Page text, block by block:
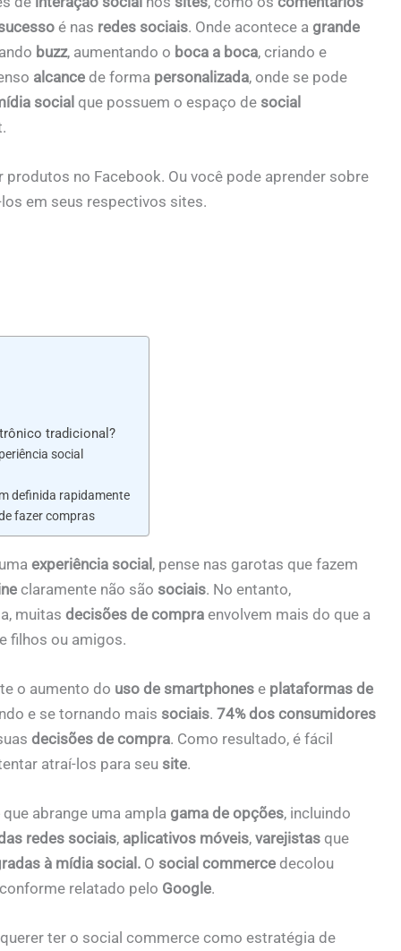
é nas redes sociais. Onde acontece a grande
buzz, aumentando o boca a boca, criando e
alcance de forma personalizada, onde se pode
social que possuem o espaço de social
no Facebook. Ou você pode aprender sobre
em seus respectivos sites.
tradicional?
social
definida rapidamente
fazer compras
experiência social, pense nas garotas que fazem
claramente não são sociais. No entanto,
muitas decisões de compra envolvem mais do que a
filhos ou amigos.
o aumento do uso de smartphones e plataformas de
e se tornando mais sociais. 74% dos consumidores
decisões de compra. Como resultado, é fácil
atraí-los para seu site.
que abrange uma ampla gama de opções, incluindo
redes sociais, aplicativos móveis, varejistasque
à mídia social.O social commerce decolou
relatado pelo Google.
ter o social commerce como estratégia de